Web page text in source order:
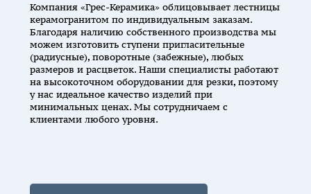
Компания «Грес-Керамика» облицовывает лестницы
керамогранитом по индивидуальным заказам.
Благодаря наличию собственного производства мы
можем изготовить ступени пригласительные
(радиусные), поворотные (забежные), любых
размеров и расцветок. Наши специалисты работают
на высокоточном оборудовании для резки, поэтому
у нас идеальное качество изделий при
минимальных ценах. Мы сотрудничаем с
клиентами любого уровня.